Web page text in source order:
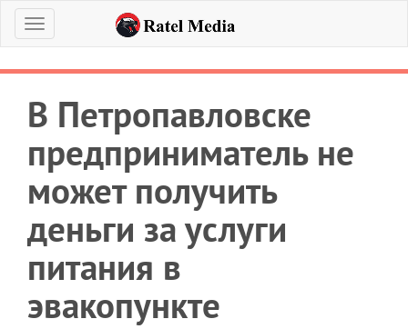
Меню
В Петропавловске
предприниматель не
может получить
деньги за услуги
питания в
эвакопункте